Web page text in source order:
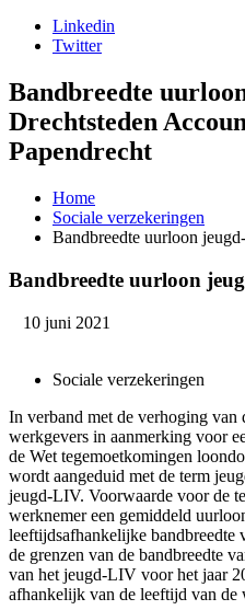
Linkedin
Twitter
Bandbreedte
Drechtsteden
Papendrecht
Home
Sociale verzekeringen
Bandbreedte uurloon
Bandbreedte uurloon
10 juni 2021
Sociale verzekeringen
In verband met de verhoging
werkgevers in aanmerking voor
de Wet tegemoetkomingen
wordt aangeduid met de term
jeugd-LIV. Voorwaarde voor de
werknemer een gemiddeld
leeftijdsafhankelijke
de grenzen van de bandbreedte
van het jeugd-LIV voor het jaar
afhankelijk van de leeftijd van de